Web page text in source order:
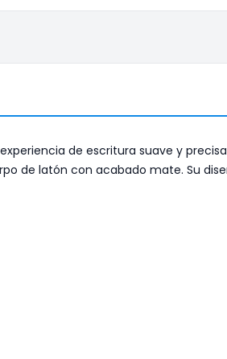
de escritura suave y
de latón con acabado mate. Su